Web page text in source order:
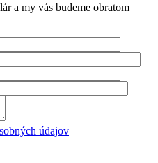
a my vás budeme obratom
údajov